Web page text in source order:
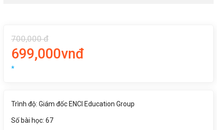
700,000 đ
699,000vnđ
*
Trình độ: Giám đốc ENCI Education Group
Số bài học: 67